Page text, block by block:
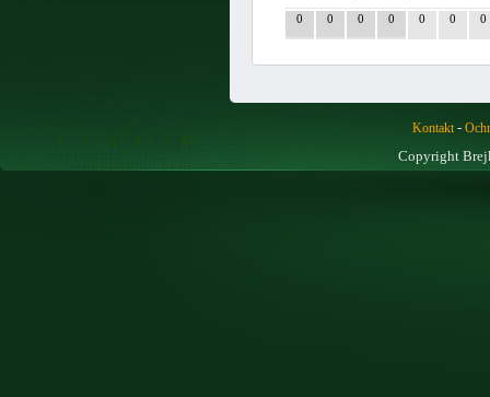
0 0 0 0 0 0 0
Kontakt-
Copyright